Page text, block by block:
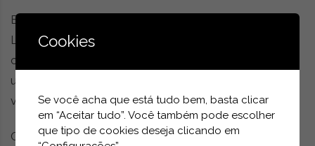
Este veículo autónomo é uma afirmação da visão da
Lincoln para a mobilidade futura, onde a tecnologia, a
conectividade e a inovação orientada por software se
unem para criar uma experiência de condução
verdadeiramente revolucionária.
O veículo é projetado para oferecer não apenas um
Cookies
Se você acha que está tudo bem, basta clicar
em “Aceitar tudo”. Você também pode escolher
que tipo de cookies deseja clicando em